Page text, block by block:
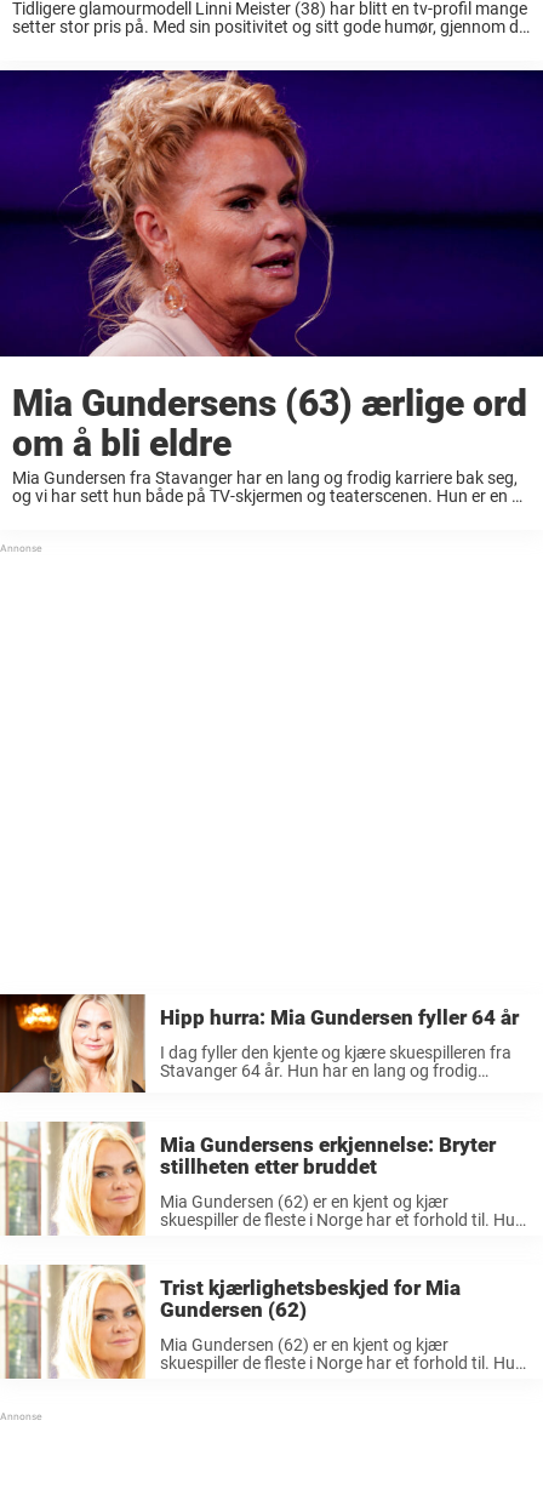
Tidligere glamourmodell Linni Meister (38) har blitt en tv-profil mange
setter stor pris på. Med sin positivitet og sitt gode humør, gjennom de
Mia Gundersens (63) ærlige ord
om å bli eldre
Mia Gundersen fra Stavanger har en lang og frodig karriere bak seg,
og vi har sett hun både på TV-skjermen og teaterscenen. Hun er en av
Hipp hurra: Mia Gundersen fyller 64 år
I dag fyller den kjente og kjære skuespilleren fra
Stavanger 64 år. Hun har en lang og frodig
Mia Gundersens erkjennelse: Bryter
stillheten etter bruddet
Mia Gundersen (62) er en kjent og kjær
skuespiller de fleste i Norge har et forhold til. Hun
Trist kjærlighetsbeskjed for Mia
Gundersen (62)
Mia Gundersen (62) er en kjent og kjær
skuespiller de fleste i Norge har et forhold til. Hun